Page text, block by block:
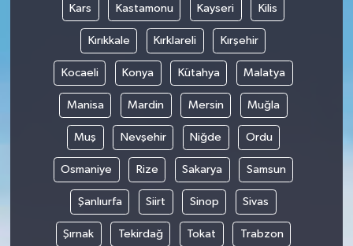
Kars Kastamonu Kayseri Kilis
Kırıkkale Kırklareli Kırşehir
Kocaeli Konya Kütahya Malatya
Manisa Mardin Mersin Muğla
Muş Nevşehir Niğde Ordu
Osmaniye Rize Sakarya Samsun
Şanlıurfa Siirt Sinop Sivas
Şırnak Tekirdağ Tokat Trabzon